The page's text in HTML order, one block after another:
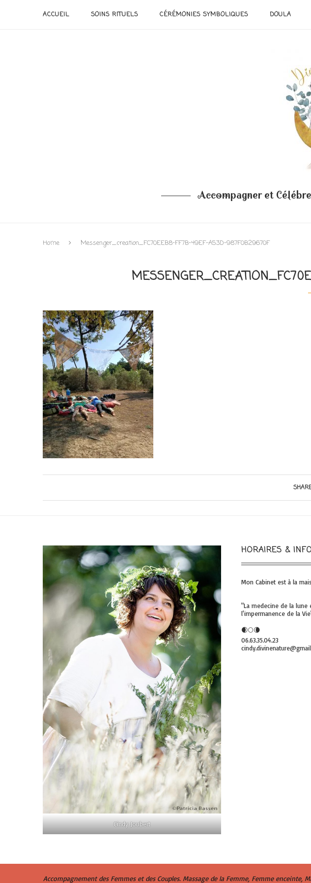
ACCUEIL SOINS RITUELS CÉRÉMONIES SYMBOLIQUES DOULA
Accompagner et
Home Messenger_creation_FC70EEB8-FF7B-49EF-A53D-987F0B29670F
Cindy Joubert
HORAIRES &
Mon Cabinet est à la
"La medecine de la lune
l'impermanence de la
🌒🌕🌘
06.63.35.04.23
Accompagnement des Femmes et des Couples. Massage de la Femme, Femme